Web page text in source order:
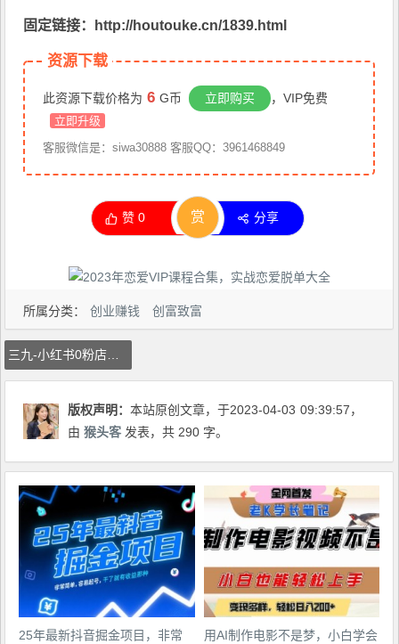
固定链接：http://houtouke.cn/1839.html
资源下载
此资源下载价格为 6 G币 立即购买 ，VIP免费
立即升级
客服微信是：siwa30888 客服QQ：3961468849
赞0 赏 分享
所属分类： 创业赚钱 创富致富
版权声明：本站原创文章，于2023-04-03 09:39:57，
由猴头客 发表，共 290 字。
25年最新抖音掘金项目，非常
用AI制作电影不是梦，小白学会